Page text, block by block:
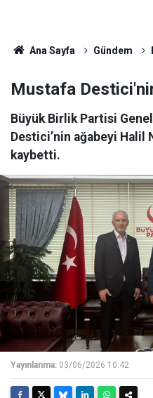
Ana Sayfa Gündem
Mustafa
Büyük Birlik Partisi
Destici’nin ağabeyi Halil
kaybetti.
Yayınlanma: 03/06/2026 10:42